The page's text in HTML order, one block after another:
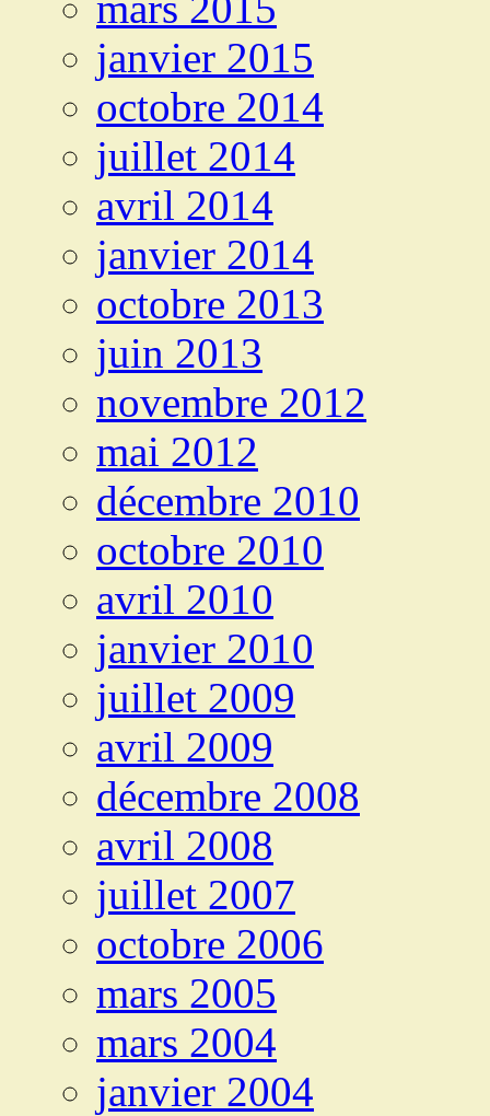
janvier 2015
octobre 2014
juillet 2014
avril 2014
janvier 2014
octobre 2013
juin 2013
novembre 2012
mai 2012
décembre 2010
octobre 2010
avril 2010
janvier 2010
juillet 2009
avril 2009
décembre 2008
avril 2008
juillet 2007
octobre 2006
mars 2005
mars 2004
janvier 2004